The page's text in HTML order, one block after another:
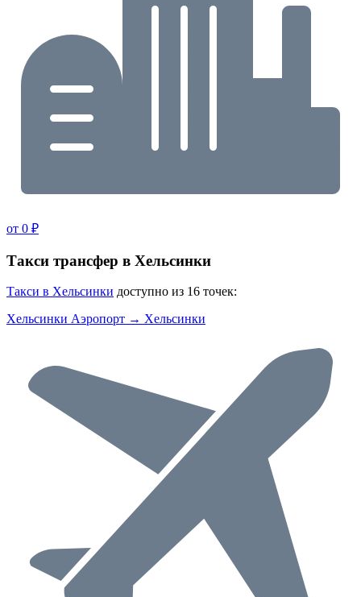
от 0 ₽
Такси трансфер в Хельсинки
Такси в Хельсинки доступно из 16 точек:
Хельсинки Аэропорт → Хельсинки